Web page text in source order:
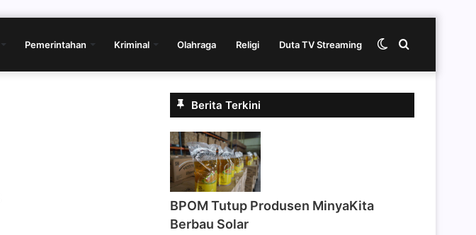
Pemerintahan Kriminal Olahraga Religi Duta TV Streaming Cari
Switch
Berita Terkini
BPOM Tutup Produsen MinyaKita
Berbau Solar